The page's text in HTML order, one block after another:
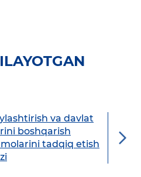
va davlat
boshqarish
tadqiq etish